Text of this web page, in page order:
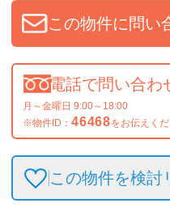
この物件に問い
電話で問い合わ
月～金曜日 9:00～18:00
※物件ID： 46468をお伝えく
この物件を検討